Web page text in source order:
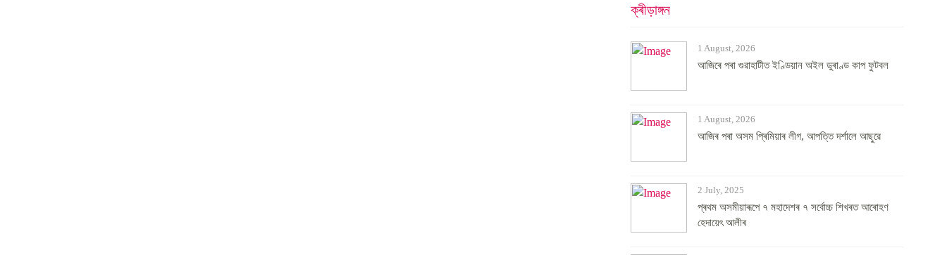
ক্ৰীড়াঙ্গন
1 August, 2026
আজিৰে পৰা গুৱাহাটীত ইণ্ডিয়ান অইল ডুৰাণ্ড কাপ ফুটবল
1 August, 2026
আজিৰ পৰা অসম প্ৰিমিয়াৰ লীগ, আপত্তি দৰ্শালে আছুৱে
2 July, 2025
প্ৰথম অসমীয়াৰূপে ৭ মহাদেশৰ ৭ সৰ্বোচ্চ শিখৰত আৰোহণ
হেদায়েৎ আলীৰ